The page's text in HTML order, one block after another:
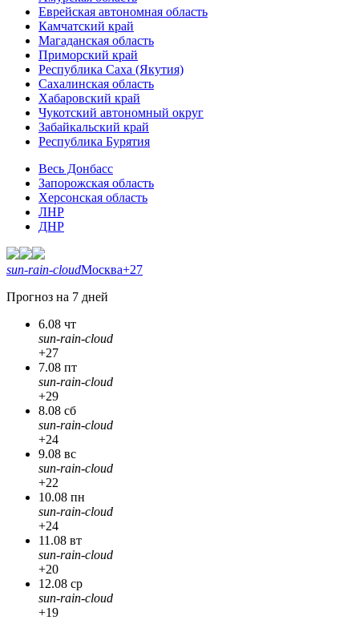
Еврейская автономная область
Камчатский край
Магаданская область
Приморский край
Республика Саха (Якутия)
Сахалинская область
Хабаровский край
Чукотский автономный округ
Забайкальский край
Республика Бурятия
Весь Донбасс
Запорожская область
Херсонская область
ЛНР
ДНР
sun-rain-cloudМосква+27
Прогноз на 7 дней
6.08 чт
sun-rain-cloud
+27
7.08 пт
sun-rain-cloud
+29
8.08 сб
sun-rain-cloud
+24
9.08 вс
sun-rain-cloud
+22
10.08 пн
sun-rain-cloud
+24
11.08 вт
sun-rain-cloud
+20
12.08 ср
sun-rain-cloud
+19